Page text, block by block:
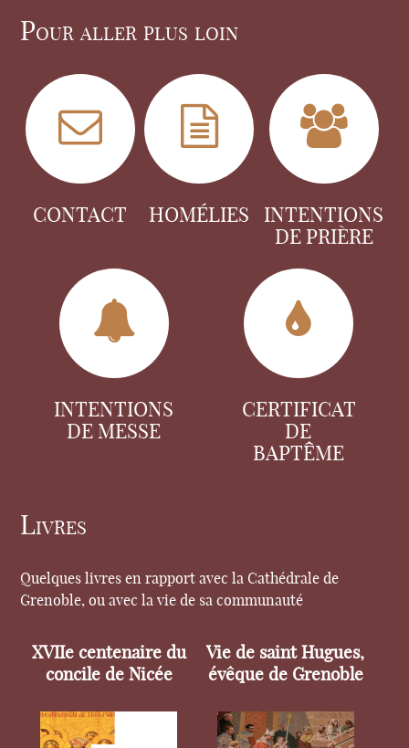
Pour aller plus loin
CONTACT HOMÉLIES
INTENTIONS
DE PRIÈRE
INTENTIONS
DE MESSE
CERTIFICAT
DE
BAPTÊME
Livres
Quelques livres en rapport avec la Cathédrale de
Grenoble, ou avec la vie de sa communauté
XVIIe centenaire du
concile de Nicée
Vie de saint Hugues,
évêque de Grenoble